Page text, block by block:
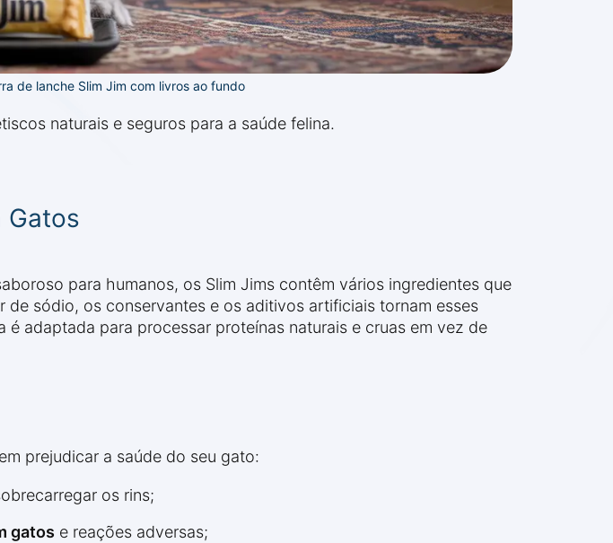
de lanche Slim Jim com livros ao fundo
naturais e seguros para a saúde felina.
Gatos
para humanos, os Slim Jims contêm vários ingredientes que
de sódio, os conservantes e os aditivos artificiais tornam esses
adaptada para processar proteínas naturais e cruas em vez de
prejudicar a saúde do seu gato:
os rins;
gatos e reações adversas;